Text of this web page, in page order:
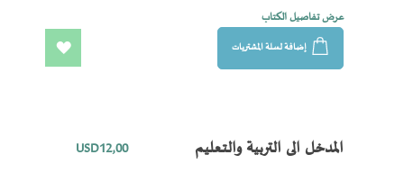
عرض تفاصيل الكتاب
إضافة لسلة المشتريات
المدخل الى التربية والتعليم USD12٫00